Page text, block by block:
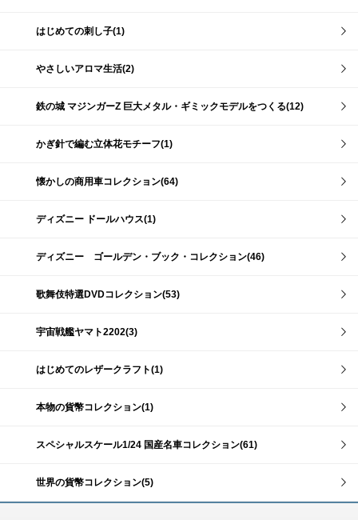
はじめての刺し子(1)
やさしいアロマ生活(2)
鉄の城 マジンガーZ 巨大メタル・ギミックモデルをつくる(12)
かぎ針で編む立体花モチーフ(1)
懐かしの商用車コレクション(64)
ディズニー ドールハウス(1)
ディズニー ゴールデン・ブック・コレクション(46)
歌舞伎特選DVDコレクション(53)
宇宙戦艦ヤマト2202(3)
はじめてのレザークラフト(1)
本物の貨幣コレクション(1)
スペシャルスケール1/24 国産名車コレクション(61)
世界の貨幣コレクション(5)